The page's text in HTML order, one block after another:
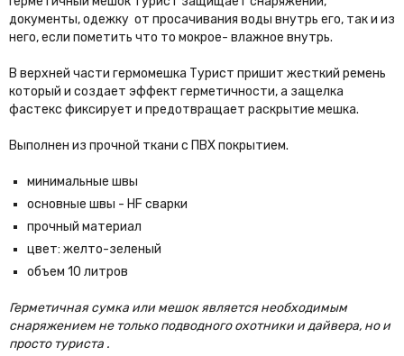
документы, одежку от просачивания воды внутрь его, так и из
него, если пометить что то мокрое- влажное внутрь.
В верхней части гермомешка Турист пришит жесткий ремень
который и создает эффект герметичности, а защелка
фастекс фиксирует и предотвращает раскрытие мешка.
Выполнен из прочной ткани с ПВХ покрытием.
минимальные швы
основные швы - HF сварки
прочный материал
цвет: желто-зеленый
объем 10 литров
Герметичная сумка или мешок является необходимым
снаряжением не только подводного охотники и дайвера, но и
просто туриста .